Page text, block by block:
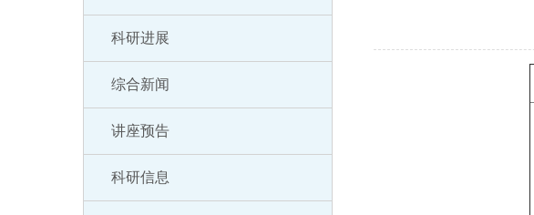
科研进展
综合新闻
讲座预告
科研信息